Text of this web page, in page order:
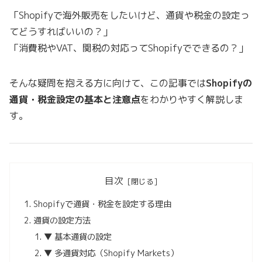
「Shopifyで海外販売をしたいけど、通貨や税金の設定っ
てどうすればいいの？」
「消費税やVAT、関税の対応ってShopifyでできるの？」
そんな疑問を抱える方に向けて、この記事ではShopifyの
通貨・税金設定の基本と注意点をわかりやすく解説しま
す。
目次
Shopifyで通貨・税金を設定する理由
通貨の設定方法
▼ 基本通貨の設定
▼ 多通貨対応（Shopify Markets）